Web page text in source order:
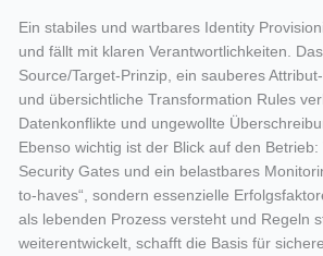
Ein stabiles und wartbares Identity
und fällt mit klaren Verantwortlichkeiten.
Source/Target-Prinzip, ein sauberes
und übersichtliche Transformation Rules
Datenkonflikte und ungewollte
Ebenso wichtig ist der Blick auf den Betrieb:
Security Gates und ein belastbares
to-haves“, sondern essenzielle
als lebenden Prozess versteht und Regeln
weiterentwickelt, schafft die Basis für